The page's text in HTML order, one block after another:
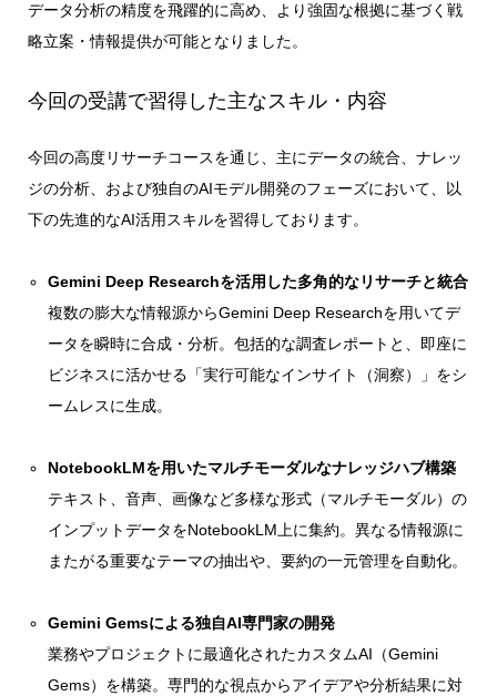
データ分析の精度を飛躍的に高め、より強固な根拠に基づく戦
略立案・情報提供が可能となりました。
今回の受講で習得した主なスキル・内容
今回の高度リサーチコースを通じ、主にデータの統合、ナレッ
ジの分析、および独自のAIモデル開発のフェーズにおいて、以
下の先進的なAI活用スキルを習得しております。
Gemini Deep Researchを活用した多角的なリサーチと統合
複数の膨大な情報源からGemini Deep Researchを用いてデ
ータを瞬時に合成・分析。包括的な調査レポートと、即座に
ビジネスに活かせる「実行可能なインサイト（洞察）」をシ
ームレスに生成。
NotebookLMを用いたマルチモーダルなナレッジハブ構築
テキスト、音声、画像など多様な形式（マルチモーダル）の
インプットデータをNotebookLM上に集約。異なる情報源に
またがる重要なテーマの抽出や、要約の一元管理を自動化。
Gemini Gemsによる独自AI専門家の開発
業務やプロジェクトに最適化されたカスタムAI（Gemini
Gems）を構築。専門的な視点からアイデアや分析結果に対